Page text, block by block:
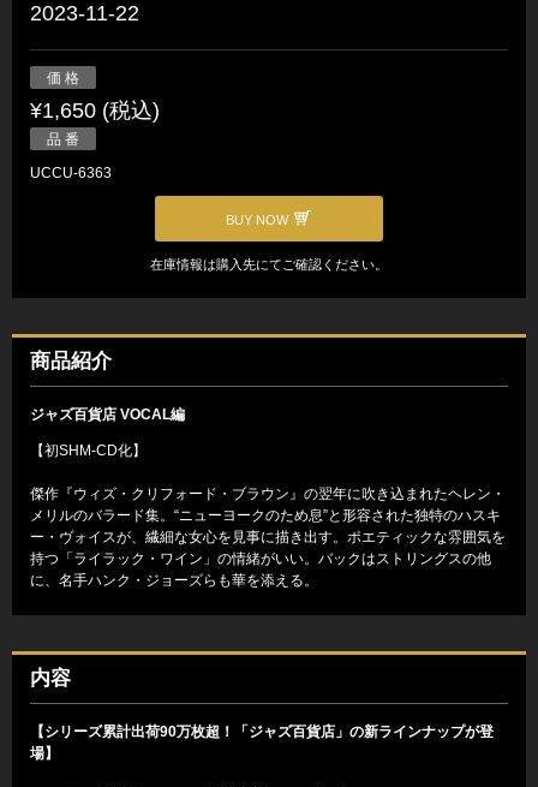
2023-11-22
価 格
¥1,650 (税込)
品 番
UCCU-6363
BUY NOW
在庫情報は購入先にてご確認ください。
商品紹介
ジャズ百貨店 VOCAL編
【初SHM-CD化】
傑作『ウィズ・クリフォード・ブラウン』の翌年に吹き込まれたヘレン・
メリルのバラード集。“ニューヨークのため息”と形容された独特のハスキ
ー・ヴォイスが、繊細な女心を見事に描き出す。ポエティックな雰囲気を
持つ「ライラック・ワイン」の情緒がいい。バックはストリングスの他
に、名手ハンク・ジョーズらも華を添える。
内容
【シリーズ累計出荷90万枚超！「ジャズ百貨店」の新ラインナップが登
場】